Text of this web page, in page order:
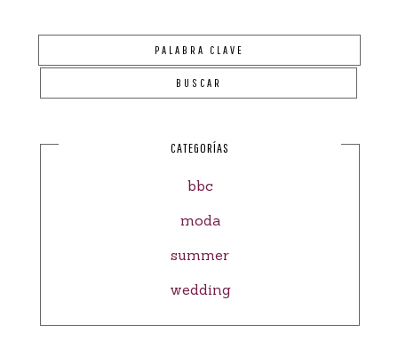
CATEGORÍAS
bbc
moda
summer
wedding